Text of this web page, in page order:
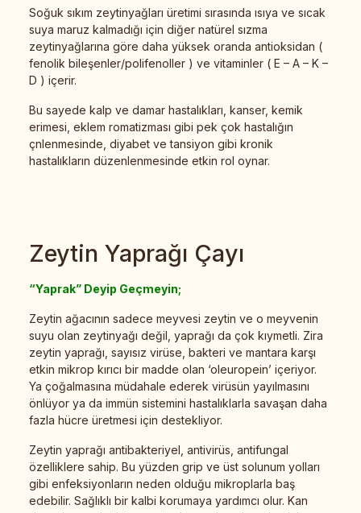
Soğuk sıkım zeytinyağları üretimi sırasında ısıya ve sıcak
suya maruz kalmadığı için diğer natürel sızma
zeytinyağlarına göre daha yüksek oranda antioksidan (
fenolik bileşenler/polifenoller ) ve vitaminler ( E – A – K –
D ) içerir.
Bu sayede kalp ve damar hastalıkları, kanser, kemik
erimesi, eklem romatizması gibi pek çok hastalığın
çnlenmesinde, diyabet ve tansiyon gibi kronik
hastalıkların düzenlenmesinde etkin rol oynar.
Zeytin Yaprağı Çayı
“Yaprak” Deyip Geçmeyin;
Zeytin ağacının sadece meyvesi zeytin ve o meyvenin
suyu olan zeytinyağı değil, yaprağı da çok kıymetli. Zira
zeytin yaprağı, sayısız virüse, bakteri ve mantara karşı
etkin mikrop kırıcı bir madde olan ‘oleuropein’ içeriyor.
Ya çoğalmasına müdahale ederek virüsün yayılmasını
önlüyor ya da immün sistemini hastalıklarla savaşan daha
fazla hücre üretmesi için destekliyor.
Zeytin yaprağı antibakteriyel, antivirüs, antifungal
özelliklere sahip. Bu yüzden grip ve üst solunum yolları
gibi enfeksiyonların neden olduğu mikroplarla baş
edebilir. Sağlıklı bir kalbi korumaya yardımcı olur. Kan